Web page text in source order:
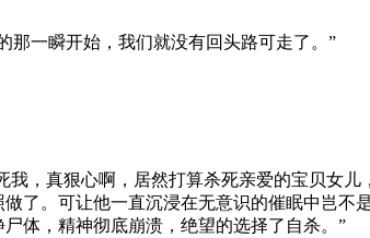
一瞬开始，我们就没有回头路可走了。”
，真狠心啊，居然打算杀死亲爱的宝贝女儿
了。可让他一直沉浸在无意识的催眠中岂不
体，精神彻底崩溃，绝望的选择了自杀。”